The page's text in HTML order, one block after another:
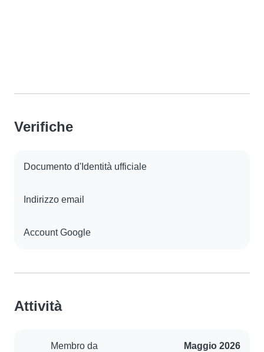
Verifiche
Documento d'Identità ufficiale
Indirizzo email
Account Google
Attività
Membro da Maggio 2026